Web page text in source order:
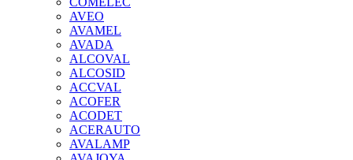
AVEO
AVAMEL
AVADA
ALCOVAL
ALCOSID
ACCVAL
ACOFER
ACODET
ACERAUTO
AVALAMP